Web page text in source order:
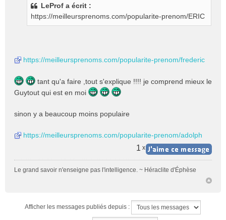
n
u
LeProf a écrit :
https://meilleursprenoms.com/popularite-prenom/ERIC
https://meilleursprenoms.com/popularite-prenom/frederic
tant qu'a faire ,tout s'explique !!!! je comprend mieux le
Guytout qui est en moi
sinon y a beaucoup moins populaire
https://meilleursprenoms.com/popularite-prenom/adolph
1 x
Le grand savoir n'enseigne pas l'intelligence. ~ Héraclite d'Éphèse
Afficher les messages publiés depuis :